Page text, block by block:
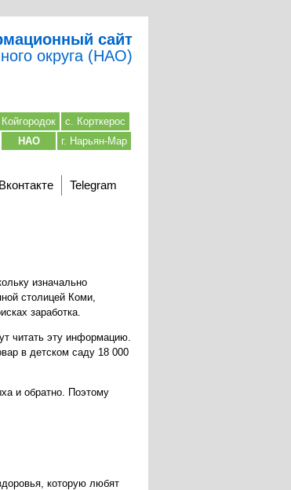
сайт
округа (НАО)
с. Корткерос
НАО г. Нарьян-Мар
Вконтакте Telegram
изначально
столицей Коми,
заработка.
читать эту информацию.
в детском саду 18 000
и обратно. Поэтому
которую любят